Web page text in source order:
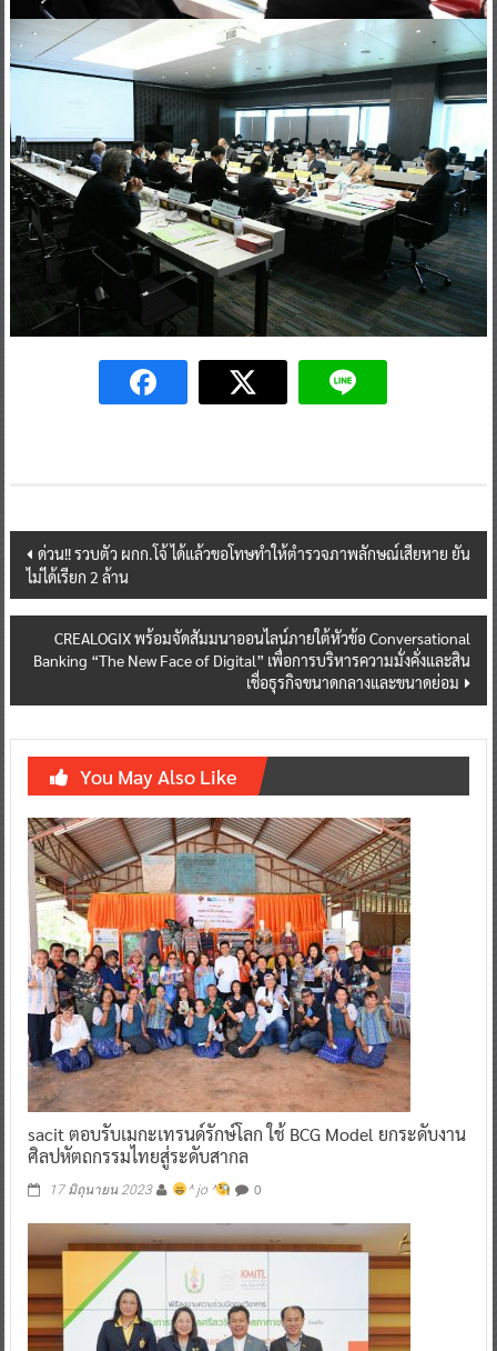
Post
navigation
ด่วน!! รวบตัว ผกก.โจ้ ได้แล้วขอโทษทำให้ตำรวจภาพลักษณ์เสียหาย ยัน
ไม่ได้เรียก 2 ล้าน
CREALOGIX พร้อมจัดสัมมนาออนไลน์ภายใต้หัวข้อ Conversational
Banking “The New Face of Digital” เพื่อการบริหารความมั่งคั่งและสิน
เชื่อธุรกิจขนาดกลางและขนาดย่อม
You May Also Like
sacit ตอบรับเมกะเทรนด์รักษ์โลก ใช้ BCG Model ยกระดับงาน
ศิลปหัตถกรรมไทยสู่ระดับสากล
17 มิถุนายน 2023 ^ jo ^ 0